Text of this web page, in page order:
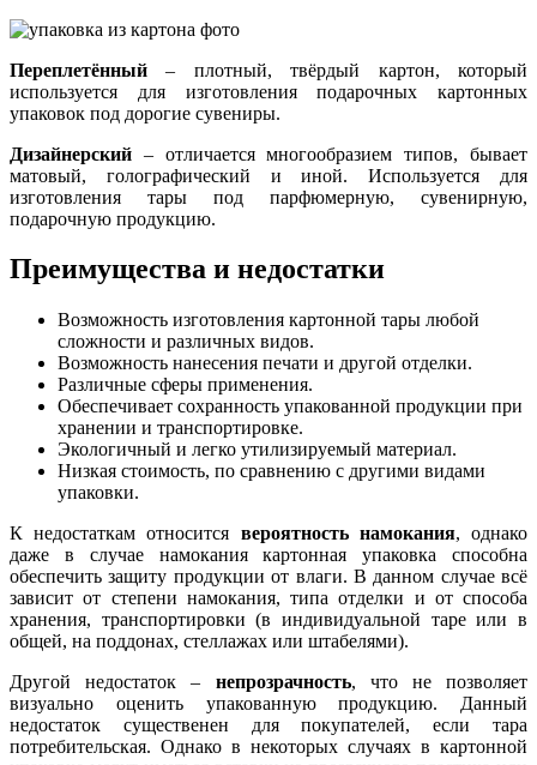
Переплетённый – плотный, твёрдый картон, который
используется для изготовления подарочных картонных
упаковок под дорогие сувениры.
Дизайнерский – отличается многообразием типов, бывает
матовый, голографический и иной. Используется для
изготовления тары под парфюмерную, сувенирную,
подарочную продукцию.
Преимущества и недостатки
Возможность изготовления картонной тары любой
сложности и различных видов.
Возможность нанесения печати и другой отделки.
Различные сферы применения.
Обеспечивает сохранность упакованной продукции при
хранении и транспортировке.
Экологичный и легко утилизируемый материал.
Низкая стоимость, по сравнению с другими видами
упаковки.
К недостаткам относится вероятность намокания, однако
даже в случае намокания картонная упаковка способна
обеспечить защиту продукции от влаги. В данном случае всё
зависит от степени намокания, типа отделки и от способа
хранения, транспортировки (в индивидуальной таре или в
общей, на поддонах, стеллажах или штабелями).
Другой недостаток – непрозрачность, что не позволяет
визуально оценить упакованную продукцию. Данный
недостаток существенен для покупателей, если тара
потребительская. Однако в некоторых случаях в картонной